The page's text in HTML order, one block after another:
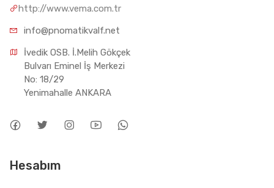
http://www.vema.com.tr
info@pnomatikvalf.net
İvedik OSB. İ.Melih Gökçek
Bulvarı Eminel İş Merkezi
No: 18/29
Yenimahalle ANKARA
Hesabım